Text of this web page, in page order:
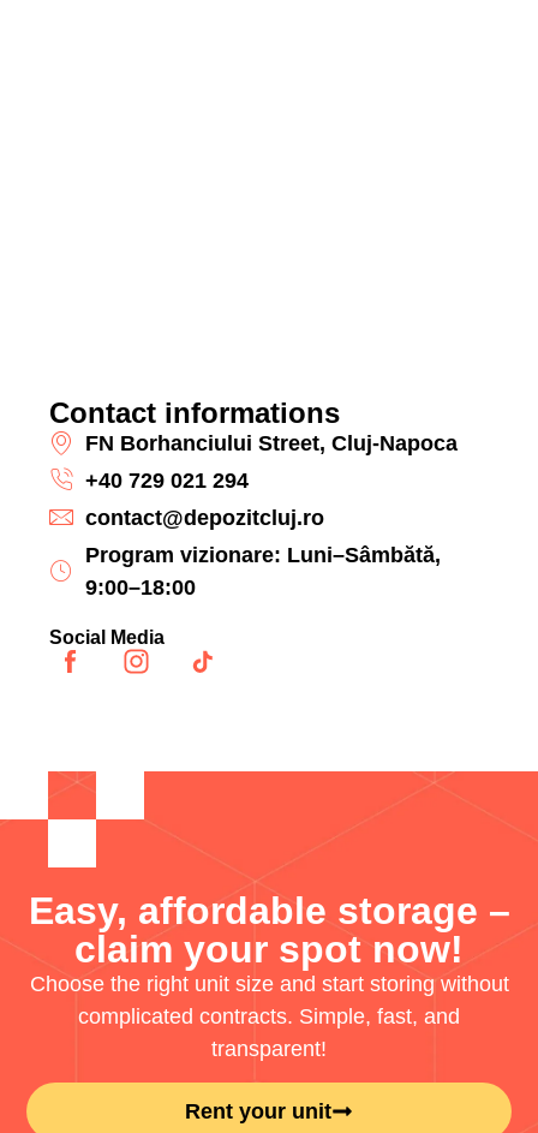
Contact informations
FN Borhanciului Street, Cluj-Napoca
+40 729 021 294
contact@depozitcluj.ro
Program vizionare: Luni–Sâmbătă,
9:00–18:00
Social Media
Easy, affordable storage –
claim your spot now!
Choose the right unit size and start storing without
complicated contracts. Simple, fast, and
transparent!
Rent your unit